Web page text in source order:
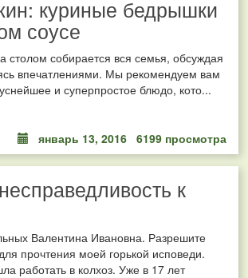
куриные бедрышки
соусе
столом собирается вся семья, обсуждая
впечатлениями. Мы рекомендуем вам
и суперпростое блюдо, кото...
январь 13, 2016 6199 просмотра
к
Валентина Ивановна. Разрешите
прочтения моей горькой исповеди.
работать в колхоз. Уже в 17 лет